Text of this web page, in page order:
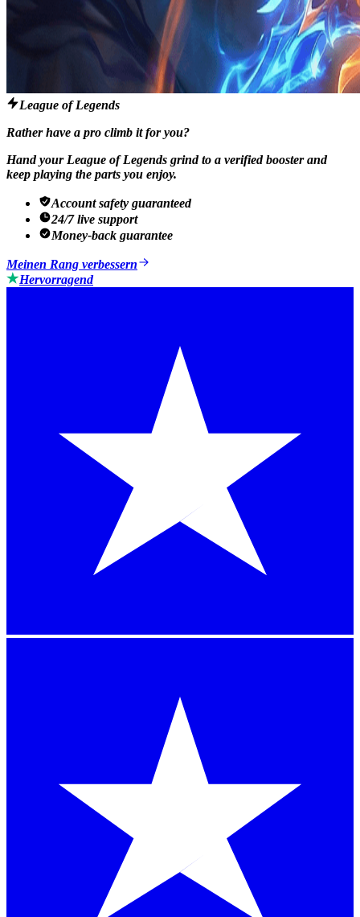
League of Legends
Rather have a pro climb it for you?
Hand your League of Legends grind to a verified booster and
keep playing the parts you enjoy.
Account safety guaranteed
24/7 live support
Money-back guarantee
Meinen Rang verbessern
Hervorragend